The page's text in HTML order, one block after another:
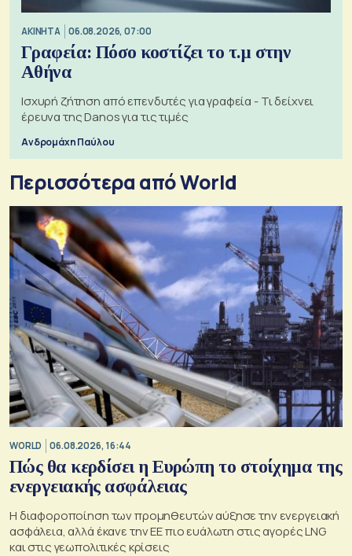
ΑΚΙΝΗΤΑ 06.08.2026, 07:00
Γραφεία: Πόσο κοστίζει το τ.μ στην
Αθήνα
Ισχυρή ζήτηση από επενδυτές για γραφεία - Τι δείχνει
έρευνα της Danos για τις τιμές
Ανδρομάχη Παύλου
Περισσότερα από World
WORLD 06.08.2026, 16:44
Πώς θα κερδίσει η Ευρώπη το στοίχημα της
ενεργειακής ασφάλειας
Η διαφοροποίηση των προμηθευτών αύξησε την ενεργειακή
ασφάλεια, αλλά έκανε την ΕΕ πιο ευάλωτη στις αγορές LNG
και στις γεωπολιτικές κρίσεις